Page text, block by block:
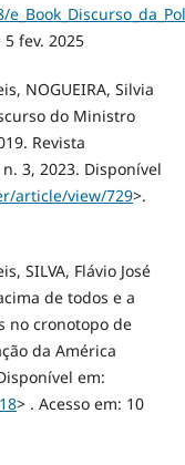
5 fev. 2025
NOGUEIRA, Silvia
do Ministro
Revista
3, 2023. Disponível
article/view/729>.
SILVA, Flávio José
de todos e a
no cronotopo de
da América
em:
> . Acesso em: 10